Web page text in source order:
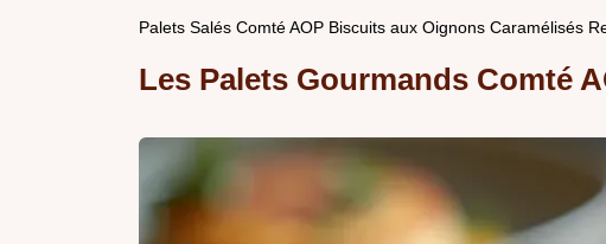
Palets Salés Comté AOP Biscuits aux Oignons Caramélisés
Les Palets Gourmands Comté